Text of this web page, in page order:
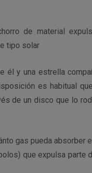
de material
tipo solar
él y una estrella
es habitual
de un disco que lo
gas pueda absorber
que expulsa parte